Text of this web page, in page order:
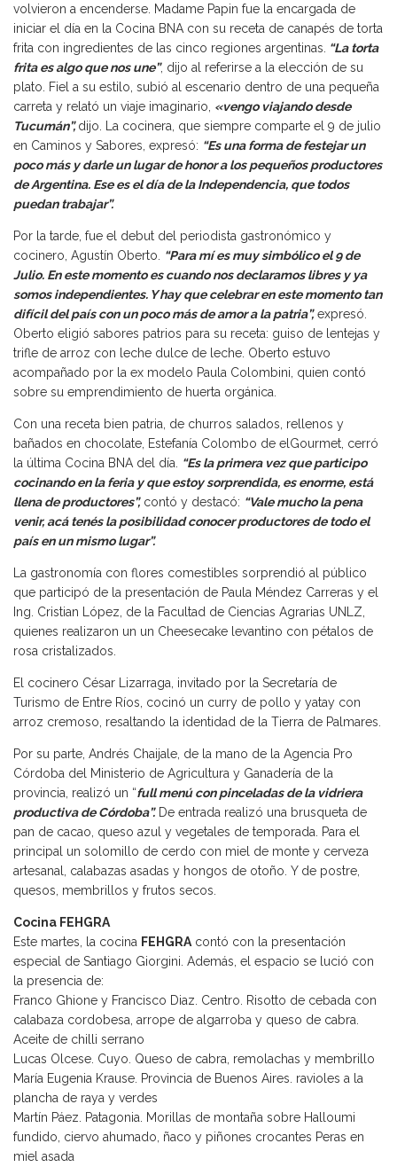
volvieron a encenderse. Madame Papin fue la encargada de
iniciar el día en la Cocina BNA con su receta de canapés de torta
frita con ingredientes de las cinco regiones argentinas. “La torta
frita es algo que nos une”, dijo al referirse a la elección de su
plato. Fiel a su estilo, subió al escenario dentro de una pequeña
carreta y relató un viaje imaginario, «vengo viajando desde
Tucumán”,dijo. La cocinera, que siempre comparte el 9 de julio
en Caminos y Sabores, expresó: “Es una forma de festejar un
poco más y darle un lugar de honor a los pequeños productores
de Argentina. Ese es el día de la Independencia, que todos
puedan trabajar”.
Por la tarde, fue el debut del periodista gastronómico y
cocinero, Agustín Oberto.
“Para mí es muy simbólico el 9 de
Julio. En este momento es cuando nos declaramos libres y ya
somos independientes. Y hay que celebrar en este momento tan
difícil del país con un poco más de amor a la patria”,expresó.
Oberto eligió sabores patrios para su receta: guiso de lentejas y
trifle de arroz con leche dulce de leche. Oberto estuvo
acompañado por la ex modelo Paula Colombini, quien contó
sobre su emprendimiento de huerta orgánica.
Con una receta bien patria, de churros salados, rellenos y
bañados en chocolate, Estefanía Colombo de elGourmet, cerró
la última Cocina BNA del día.
“Es la primera vez que participo
cocinando en la feria y que estoy sorprendida, es enorme, está
llena de productores”,contó y destacó: “Vale mucho la pena
venir, acá tenés la posibilidad conocer productores de todo el
país en un mismo lugar”.
La gastronomía con flores comestibles sorprendió al público
que participó de la presentación de Paula Méndez Carreras y el
Ing. Cristian López, de la Facultad de Ciencias Agrarias UNLZ,
quienes realizaron un un Cheesecake levantino con pétalos de
rosa cristalizados.
El cocinero César Lizarraga, invitado por la Secretaría de
Turismo de Entre Ríos, cocinó un curry de pollo y yatay con
arroz cremoso, resaltando la identidad de la Tierra de Palmares.
Por su parte, Andrés Chaijale, de la mano de la Agencia Pro
Córdoba del Ministerio de Agricultura y Ganadería de la
provincia, realizó un “full menú con pinceladas de la vidriera
productiva de Córdoba”.De entrada realizó una brusqueta de
pan de cacao, queso azul y vegetales de temporada. Para el
principal un solomillo de cerdo con miel de monte y cerveza
artesanal, calabazas asadas y hongos de otoño. Y de postre,
quesos, membrillos y frutos secos.
Cocina FEHGRA
Este martes, la cocina FEHGRA contó con la presentación
especial de Santiago Giorgini. Además, el espacio se lució con
la presencia de:
Franco Ghione y Francisco Diaz. Centro. Risotto de cebada con
calabaza cordobesa, arrope de algarroba y queso de cabra.
Aceite de chilli serrano
Lucas Olcese. Cuyo. Queso de cabra, remolachas y membrillo
María Eugenia Krause. Provincia de Buenos Aires. ravioles a la
plancha de raya y verdes
Martín Páez. Patagonia. Morillas de montaña sobre Halloumi
fundido, ciervo ahumado, ñaco y piñones crocantes Peras en
miel asada